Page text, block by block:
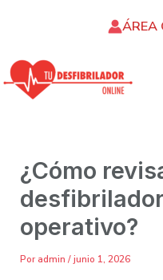
ÁREA
¿Cómo
operativo?
Poradmin/junio 1, 2026